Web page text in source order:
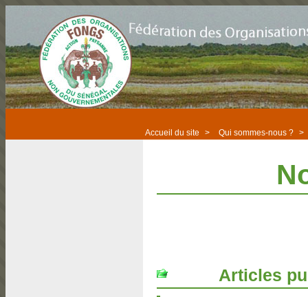
Accueil du site > Qui sommes-nous ? >
Articles